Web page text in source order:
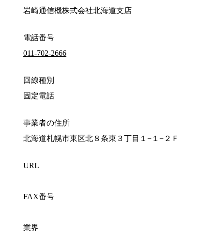
岩崎通信機株式会社北海道支店
電話番号
011-702-2666
回線種別
固定電話
事業者の住所
北海道札幌市東区北８条東３丁目１−１−２Ｆ
URL
FAX番号
業界